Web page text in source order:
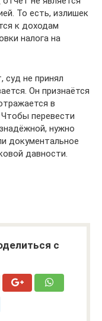
То есть, излишек
к доходам
налога на
суд не принял
Он признаётся
в
Чтобы перевести
нужно
документальное
давности.
с